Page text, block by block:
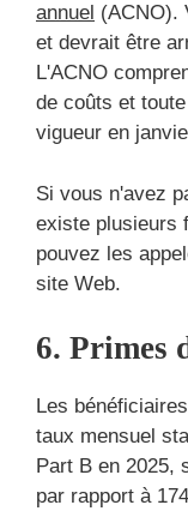
annuel (ACNO).
et devrait être
L'ACNO
de coûts et
vigueur en
Si vous n'avez
existe plusieurs
pouvez les
site Web.
6. Primes
Les
taux mensuel
Part B en 2025,
par rapport à